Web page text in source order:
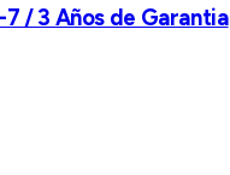
/ 3 Años de Garantia